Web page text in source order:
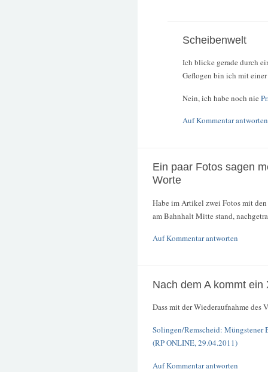
Scheibenwelt
Ich blicke gerade durch
Geflogen bin ich mit einer
Nein, ich habe noch nie
Auf Kommentar antworten
Ein paar Fotos sagen
Worte
Habe im Artikel zwei Fotos mit
am Bahnhalt Mitte stand,
Auf Kommentar antworten
Nach dem A kommt ein
Dass mit der Wiederaufnahme des
Solingen/Remscheid: Müngstener
(RP ONLINE, 29.04.2011)
Auf Kommentar antworten